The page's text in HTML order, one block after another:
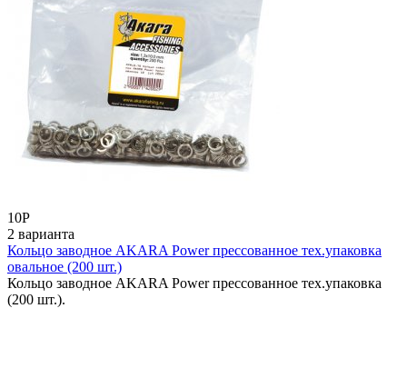
10Р
2 варианта
Кольцо заводное AKARA Power прессованное тех.упаковка
овальное (200 шт.)
Кольцо заводное AKARA Power прессованное тех.упаковка
(200 шт.).